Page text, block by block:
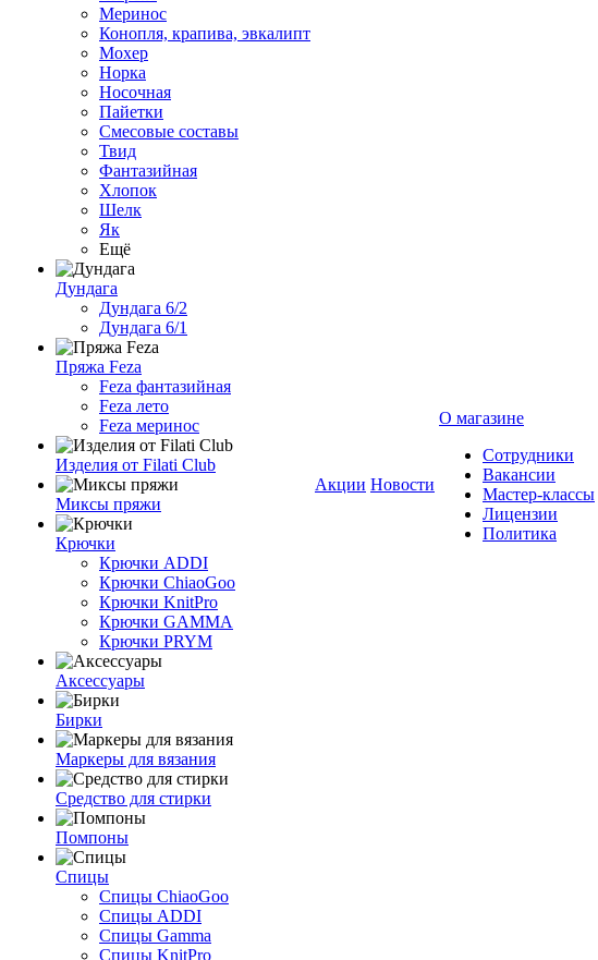
Меринос
Конопля, крапива, эвкалипт
Мохер
Норка
Носочная
Пайетки
Смесовые составы
Твид
Фантазийная
Хлопок
Шелк
Як
Ещё
Дундага
Дундага 6/2
Дундага 6/1
Пряжа Feza
Feza фантазийная
Feza лето
Feza меринос
Изделия от Filati Club
Миксы пряжи
Крючки
Крючки ADDI
Крючки ChiaoGoo
Крючки KnitPro
Крючки GAMMA
Крючки PRYM
Аксессуары
Бирки
Маркеры для вязания
Средство для стирки
Помпоны
Спицы
Спицы ChiaoGoo
Спицы ADDI
Спицы Gamma
Спицы KnitPro
Акции Новости
О магазине
Сотрудники
Вакансии
Мастер-классы
Лицензии
Политика